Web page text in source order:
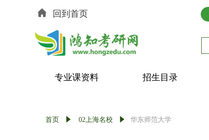
回到首页
专业课资料 招生目录
首页 념 02上海名校 념 华东师范大学